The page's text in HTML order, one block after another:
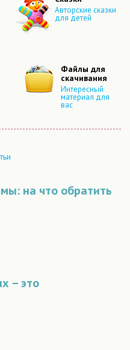
Авторские сказки
для детей
Файлы для
скачивания
Интересный
материал для
вас
на что обратить
– это